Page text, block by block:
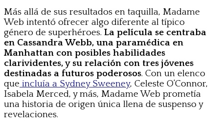
Más allá de sus resultados en taquilla, Madame
Web intentó ofrecer algo diferente al típico
género de superhéroes. La película se centraba
en Cassandra Webb, una paramédica en
Manhattan con posibles habilidades
clarividentes, y su relación con tres jóvenes
destinadas a futuros poderosos. Con un elenco
que incluía a Sydney Sweeney, Celeste O’Connor,
Isabela Merced, y más, Madame Web prometía
una historia de origen única llena de suspenso y
revelaciones.